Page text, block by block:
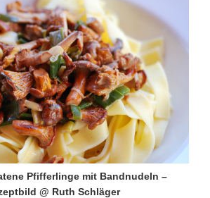
Pfifferlinge mit Bandnudeln –
@ Ruth Schläger